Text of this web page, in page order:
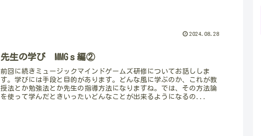
2024.08.28
先生の学び MMGｓ編②
前回に続きミュージックマインドゲームズ研修についてお話ししま
す。学びには手段と目的があります。どんな風に学ぶのか、これが教
授法とか勉強法とか先生の指導方法になりますね。では、その方法論
を使って学んだときいったいどんなことが出来るようになるの...